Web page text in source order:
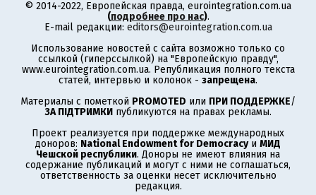
© 2014-2022, Европейская правда, eurointegration.com.ua
(подробнее про нас).
E-mail редакции: editors@eurointegration.com.ua
Использование новостей с сайта возможно только со
ссылкой (гиперссылкой) на "Европейскую правду",
www.eurointegration.com.ua. Републикация полного текста
статей, интервью и колонок - запрещена.
Материалы с пометкой PROMOTED или ПРИ ПОДДЕРЖКЕ/
ЗА ПІДТРИМКИ публикуются на правах рекламы.
Проект реализуется при поддержке международных
доноров: National Endowment for Democracyи МИД
Чешской республики. Доноры не имеют влияния на
содержание публикаций и могут с ними не соглашаться,
ответственность за оценки несет исключительно
редакция.